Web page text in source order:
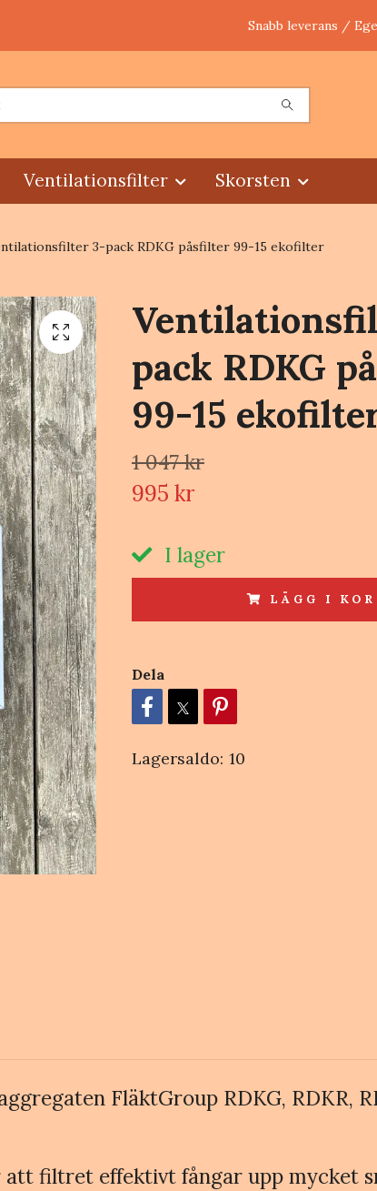
Snabb leverans /
Ventilationsfilter Skorsten
3-pack RDKG påsfilter 99-15 ekofilter
pack RDKG
99-15
1 047 kr
995 kr
I lager
LÄGG I
Dela
Lagersaldo: 10
FläktGroup RDKG, RDKR,
att filtret effektivt fångar upp mycket